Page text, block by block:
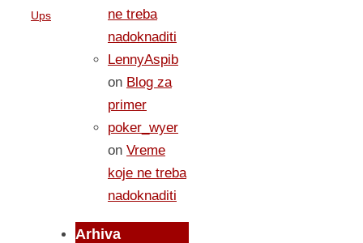
Ups
ne treba
nadoknaditi
LennyAspib
on Blog za
primer
poker_wyer
on Vreme
koje ne treba
nadoknaditi
Arhiva